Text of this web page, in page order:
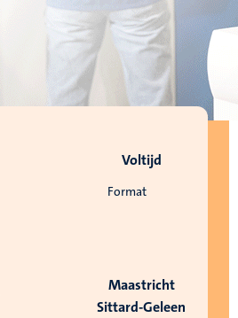
Format
Voltijd
Maastricht
Sittard-Geleen